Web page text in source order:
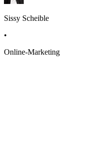
Sissy Scheible
•
Online-Marketing